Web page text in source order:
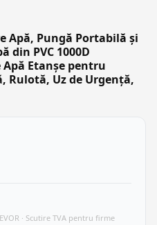
Apă, Pungă Portabilă și
din PVC 1000D
Etanșe pentru
Rulotă, Uz de Urgență,
· Scutire TVA pentru firme